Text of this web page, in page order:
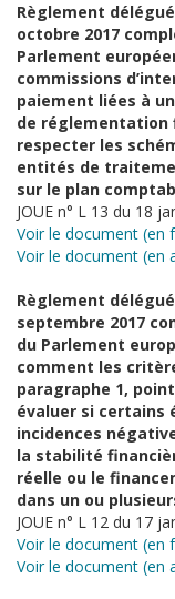
Règlement
octobre 2017
Parlement
commissions
paiement liées à
de réglementation
respecter les
entités de
sur le plan
JOUE n° L 13 du 18
Voir le document (en
Voir le document (en
Règlement
septembre 2017
du Parlement
comment les
paragraphe 1,
évaluer si certains
incidences
la stabilité
réelle ou le
dans un ou
JOUE n° L 12 du 17
Voir le document (en
Voir le document (en